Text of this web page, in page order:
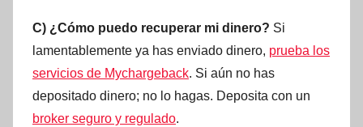
C) ¿Cómo puedo recuperar mi dinero? Si
lamentablemente ya has enviado dinero, prueba los
servicios de Mychargeback. Si aún no has
depositado dinero; no lo hagas. Deposita con un
broker seguro y regulado.